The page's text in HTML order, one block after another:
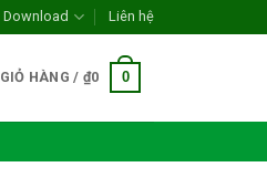
Download Liên hệ
GIỎ HÀNG / ₫0 0